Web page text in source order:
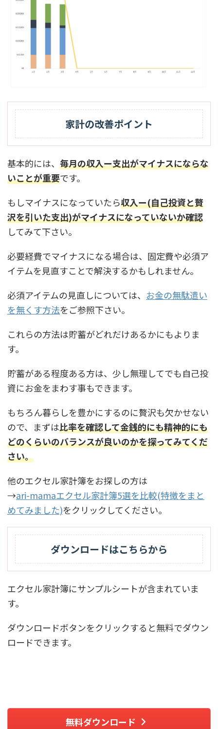
家計の改善ポイント
基本的には、 毎月の収入ー支出がマイナスにならな
いことが重要です。
もしマイナスになっていたら収入ー(自己投資と贅
沢を引いた支出)がマイナスになっていないか確認
してみて下さい。
必要経費でマイナスになる場合は、固定費や必須ア
イテムを見直すことで解決するかもしれません。
必須アイテムの見直しについては、 お金の無駄遣い
を無くす方法をご参照下さい。
これらの方法は貯蓄がどれだけあるかにもよりま
す。
貯蓄がある程度ある方は、少し無理してでも自己投
資にお金をまわす事もできます。
もちろん暮らしを豊かにするのに贅沢も欠かせない
ので、まずは比率を確認して金銭的にも精神的にも
どのくらいのバランスが良いのかを探ってみてくだ
さい。
他のエクセル家計簿をお探しの方は
→ari-mamaエクセル家計簿5選を比較(特徴をまと
めてみました)をクリックしてください。
ダウンロードはこちらから
エクセル家計簿にサンプルシートが含まれていま
す。
ダウンロードボタンをクリックすると無料でダウン
ロードできます。
無料ダウンロード